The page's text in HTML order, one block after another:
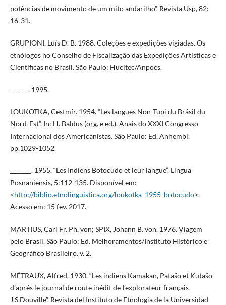
potências de movimento de um mito andarilho”. Revista Usp, 82:
16-31.
GRUPIONI, Luís D. B. 1988. Coleções e expedições vigiadas. Os
etnólogos no Conselho de Fiscalização das Expedições Artísticas e
Científicas no Brasil. São Paulo: Hucitec/Anpocs.
______. 1995.
LOUKOTKA, Cestmír. 1954. “Les langues Non-Tupi du Brásil du
Nord-Est”. In: H. Baldus (org. e ed.), Anais do XXXI Congresso
Internacional dos Americanistas. São Paulo: Ed. Anhembi.
pp.1029-1052.
_______. 1955. “Les Indiens Botocudo et leur langue”. Lingua
Posnaniensis, 5:112-135. Disponível em:
<http://biblio.etnolinguistica.org/loukotka_1955_botocudo>.
Acesso em: 15 fev. 2017.
MARTIUS, Carl Fr. Ph. von; SPIX, Johann B. von. 1976. Viagem
pelo Brasil. São Paulo: Ed. Melhoramentos/Instituto Histórico e
Geográfico Brasileiro. v. 2.
MÉTRAUX, Alfred. 1930. “Les indiens Kamakan, Patašo et Kutašo
d’aprés le journal de route inédit de I’explorateur français
J.S.Douville”. Revista del Instituto de Etnologia de la Universidad